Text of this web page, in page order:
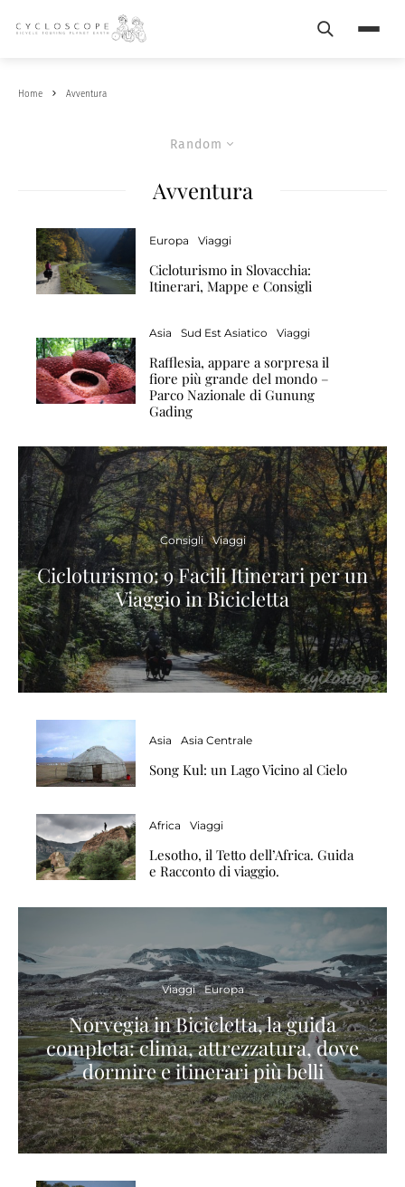
Search
Home Avventura
Random
Avventura
Europa Viaggi
Cicloturismo in Slovacchia:
Itinerari, Mappe e Consigli
Asia Sud Est Asiatico Viaggi
Rafflesia, appare a sorpresa il
fiore più grande del mondo –
Parco Nazionale di Gunung
Gading
Consigli Viaggi
Cicloturismo: 9 Facili Itinerari per un
Viaggio in Bicicletta
Asia Asia Centrale
Song Kul: un Lago Vicino al Cielo
Africa Viaggi
Lesotho, il Tetto dell’Africa. Guida
e Racconto di viaggio.
Viaggi Europa
Norvegia in Bicicletta, la guida
completa: clima, attrezzatura, dove
dormire e itinerari più belli